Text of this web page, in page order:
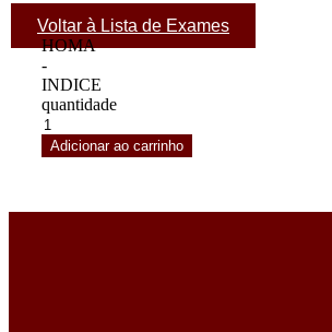
Voltar à Lista de Exames
HOMA
-
INDICE
quantidade
Adicionar ao carrinho